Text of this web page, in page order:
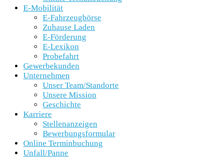
E-Mobilität
E-Fahrzeugbörse
Zuhause Laden
E-Förderung
E-Lexikon
Probefahrt
Gewerbekunden
Unternehmen
Unser Team/Standorte
Unsere Mission
Geschichte
Karriere
Stellenanzeigen
Bewerbungsformular
Online Terminbuchung
Unfall/Panne